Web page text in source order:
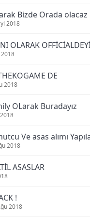
Bizde Orada olacaz
2018
OLARAK
2018
DE
2018
OLarak Buradayız
Ve asas alımı
2018
ASASLAR
!
2018